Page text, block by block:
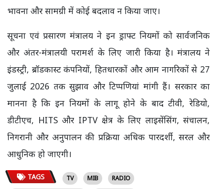
भावना और सामग्री में कोई बदलाव न किया जाए।
सूचना एवं प्रसारण मंत्रालय ने इन ड्राफ्ट नियमों को सार्वजनिक
और अंतर-मंत्रालयी परामर्श के लिए जारी किया है। मंत्रालय ने
इंडस्ट्री, ब्रॉडकास्ट कंपनियों, हितधारकों और आम नागरिकों से 27
जुलाई 2026 तक सुझाव और टिप्पणियां मांगी हैं। सरकार का
मानना है कि इन नियमों के लागू होने के बाद टीवी, रेडियो,
डीटीएच, HITS और IPTV क्षेत्र के लिए लाइसेंसिंग, संचालन,
निगरानी और अनुपालन की प्रक्रिया अधिक पारदर्शी, सरल और
आधुनिक हो जाएगी।
TAGS TV MIB
RADIO